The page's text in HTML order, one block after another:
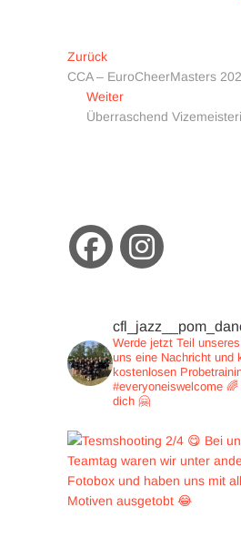
ZurückVorheriger
Beitrag:
CCA – EuroCheerMasters
WeiterNächster
Beitrag:
Überraschend
Werde jetzt Teil
uns eine Nachricht und
kostenlosen
#everyoneiswelcome 🌈
dich 🤗